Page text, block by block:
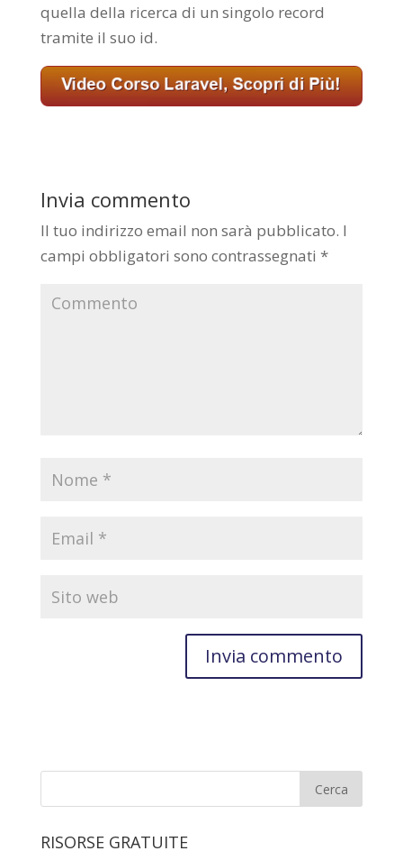
quella della ricerca di un singolo record
tramite il suo id.
Invia commento
Il tuo indirizzo email non sarà pubblicato. I
campi obbligatori sono contrassegnati *
RISORSE GRATUITE